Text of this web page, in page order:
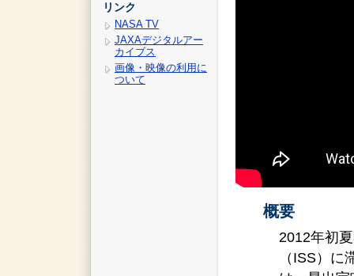
リンク
NASA TV
JAXAデジタルアー
カイブス
画像・映像の利用に
ついて
概要
2012年初
（ISS）